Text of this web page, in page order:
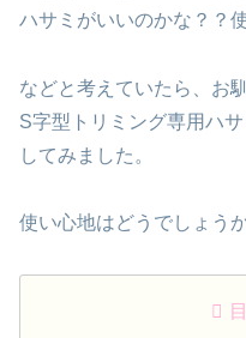
ハサミがいいのかな？？
などと考えていたら、お
S字型トリミング専用ハ
してみました。
使い心地はどうでしょう